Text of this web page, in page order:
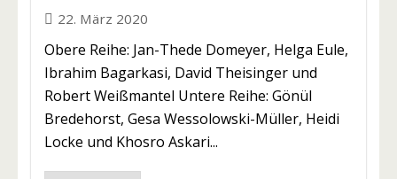
22. März 2020
Obere Reihe: Jan-Thede Domeyer, Helga Eule,
Ibrahim Bagarkasi, David Theisinger und
Robert Weißmantel Untere Reihe: Gönül
Bredehorst, Gesa Wessolowski-Müller, Heidi
Locke und Khosro Askari...